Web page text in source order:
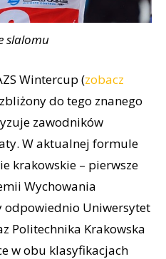
slalomu
Wintercup (zobacz
do tego znanego
zawodników
W aktualnej formule
krakowskie – pierwsze
Wychowania
odpowiednio Uniwersytet
Politechnika Krakowska
w obu klasyfikacjach